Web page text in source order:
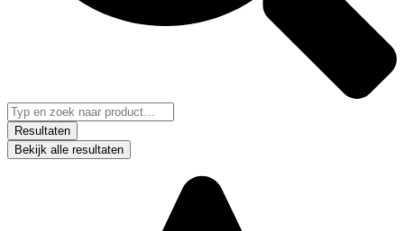
Resultaten
Bekijk alle resultaten